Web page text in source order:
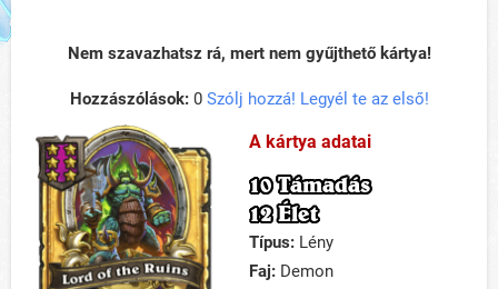
Nem szavazhatsz rá, mert nem gyűjthető kártya!
Hozzászólások:0 Szólj hozzá! Legyél te az első!
A kártya adatai
10 Támadás
12 Élet
Típus: Lény
Faj: Demon